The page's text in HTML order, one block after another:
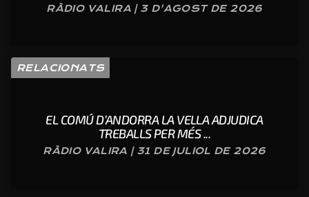
RÀDIO VALIRA | 3 D'AGOST DE 2026
RELACIONATS
EL COMÚ D’ANDORRA LA VELLA ADJUDICA
TREBALLS PER MÉS ...
RÀDIO VALIRA | 31 DE JULIOL DE 2026